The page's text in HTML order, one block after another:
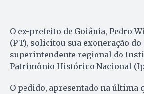
O ex-prefeito de Goiânia, Pedro
(PT), solicitou sua exoneração do
superintendente regional do
Patrimônio Histórico Nacional
O pedido, apresentado na última